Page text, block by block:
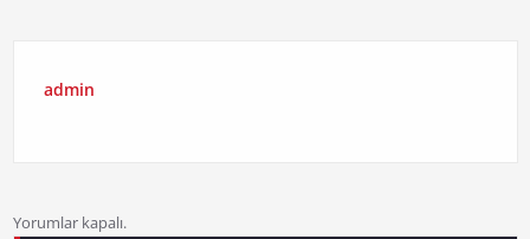
admin
Yorumlar kapalı.